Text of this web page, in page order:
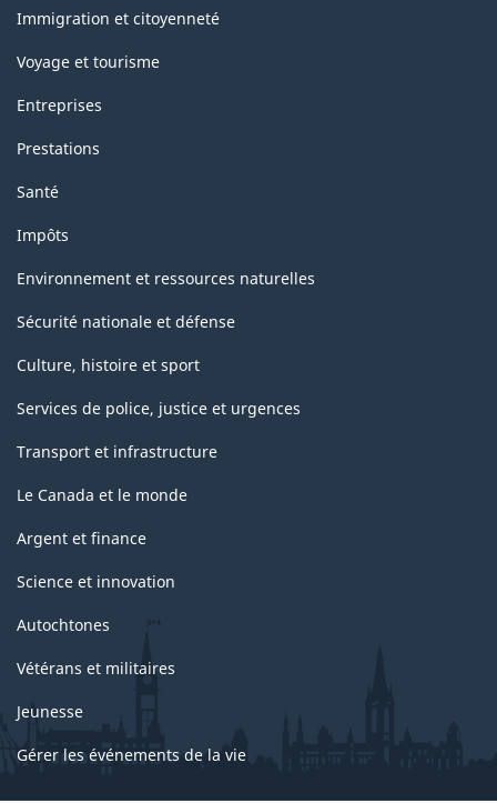
sujets
Immigration et citoyenneté
Voyage et tourisme
Entreprises
Prestations
Santé
Impôts
Environnement et ressources naturelles
Sécurité nationale et défense
Culture, histoire et sport
Services de police, justice et urgences
Transport et infrastructure
Le Canada et le monde
Argent et finance
Science et innovation
Autochtones
Vétérans et militaires
Jeunesse
Gérer les événements de la vie